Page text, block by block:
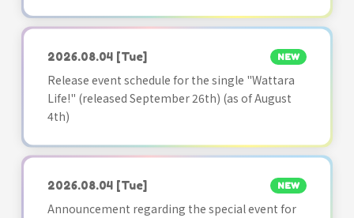
2026.08.04 [Tue] NEW
Release event schedule for the single "Wattara
Life!" (released September 26th) (as of August
4th)
2026.08.04 [Tue] NEW
Announcement regarding the special event for